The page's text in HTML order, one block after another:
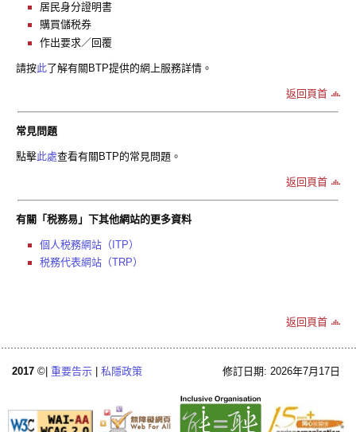
居民身分證明書
購買儲税券
作出要求／回覆
請按此了解有關BTP提供的網上服務詳情。
返回頁首
常見問題
點擊此處查看有關BTP的常見問題。
返回頁首
有關「税務易」下其他網站的更多資料
個人税務網站（ITP）
税務代表網站（TRP）
返回頁首
2017 ©| 重要告示 私隱政策 修訂日期: 2026年7月17日